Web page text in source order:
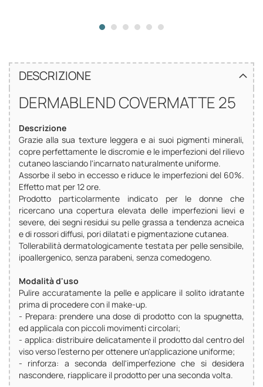
DESCRIZIONE
DERMABLEND COVERMATTE 25
Descrizione
Grazie alla sua texture leggera e ai suoi pigmenti minerali,
copre perfettamente le discromie e le imperfezioni del rilievo
cutaneo lasciando l'incarnato naturalmente uniforme.
Assorbe il sebo in eccesso e riduce le imperfezioni del 60%.
Effetto mat per 12 ore.
Prodotto particolarmente indicato per le donne che
ricercano una copertura elevata delle imperfezioni lievi e
severe, dei segni residui su pelle grassa a tendenza acneica
e di rossori diffusi, pori dilatati e pigmentazione cutanea.
Tollerabilità dermatologicamente testata per pelle sensibile,
ipoallergenico, senza parabeni, senza comedogeno.
Modalità d'uso
Pulire accuratamente la pelle e applicare il solito idratante
prima di procedere con il make-up.
- Prepara: prendere una dose di prodotto con la spugnetta,
ed applicala con piccoli movimenti circolari;
- applica: distribuire delicatamente il prodotto dal centro del
viso verso l'esterno per ottenere un'applicazione uniforme;
- rinforza: a seconda dell'imperfezione che si desidera
nascondere, riapplicare il prodotto per una seconda volta.